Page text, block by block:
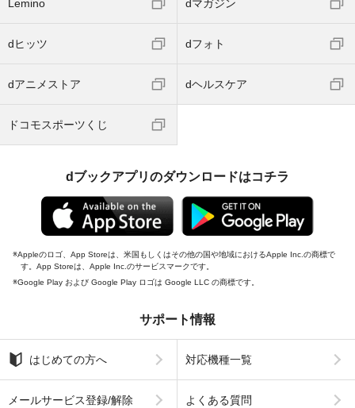
Lemino dマガジン
dヒッツ dフォト
dアニメストア dヘルスケア
ドコモスポーツくじ
dブックアプリのダウンロードはコチラ
Appleのロゴ、App Storeは、米国もしくはその他の国や地域におけるApple Inc.の商標で
す。App Storeは、Apple Inc.のサービスマークです。
Google Play および Google Play ロゴは Google LLC の商標です。
サポート情報
はじめての方へ 対応機種一覧
メールサービス登録/解除 よくある質問